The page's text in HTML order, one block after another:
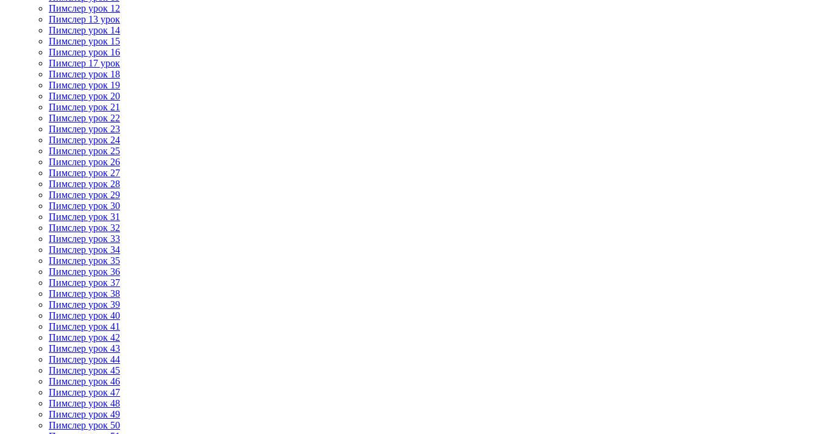
Пимслер урок 12
Пимслер 13 урок
Пимслер урок 14
Пимслер урок 15
Пимслер урок 16
Пимслер 17 урок
Пимслер урок 18
Пимслер урок 19
Пимслер урок 20
Пимслер урок 21
Пимслер урок 22
Пимслер урок 23
Пимслер урок 24
Пимслер урок 25
Пимслер урок 26
Пимслер урок 27
Пимслер урок 28
Пимслер урок 29
Пимслер урок 30
Пимслер урок 31
Пимслер урок 32
Пимслер урок 33
Пимслер урок 34
Пимслер урок 35
Пимслер урок 36
Пимслер урок 37
Пимслер урок 38
Пимслер урок 39
Пимслер урок 40
Пимслер урок 41
Пимслер урок 42
Пимслер урок 43
Пимслер урок 44
Пимслер урок 45
Пимслер урок 46
Пимслер урок 47
Пимслер урок 48
Пимслер урок 49
Пимслер урок 50